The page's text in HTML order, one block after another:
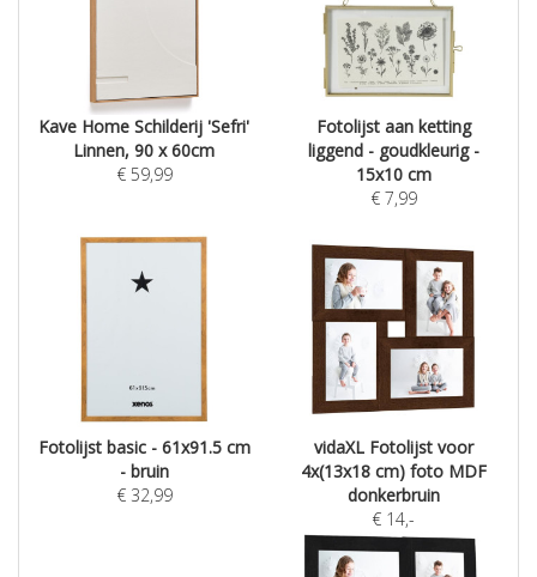
Kave Home Schilderij 'Sefri'
Linnen, 90 x 60cm
€ 59,99
Fotolijst aan ketting
liggend - goudkleurig -
15x10 cm
€ 7,99
Fotolijst basic - 61x91.5 cm
- bruin
€ 32,99
vidaXL Fotolijst voor
4x(13x18 cm) foto MDF
donkerbruin
€ 14,-